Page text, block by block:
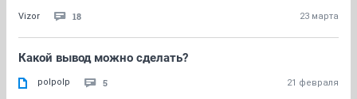
Vizor 18 23 марта
Какой вывод можно сделать?
polpolp 5 21 февраля